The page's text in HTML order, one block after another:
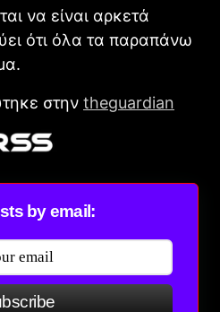
να είναι αρκετά
ότι όλα τα παραπάνω
στην theguardian
by email: